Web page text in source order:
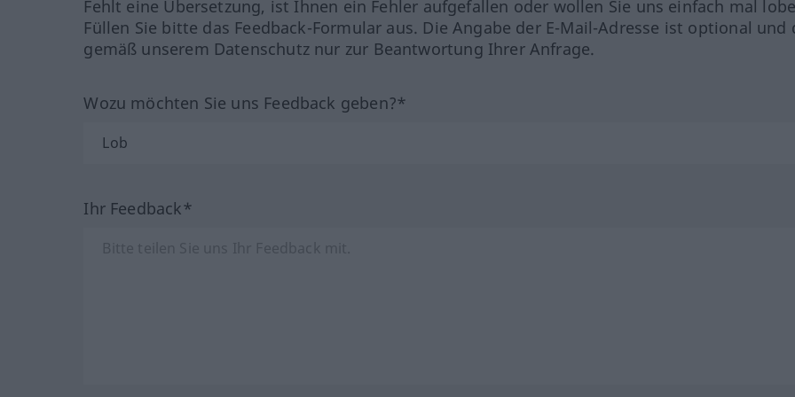
Fehlt eine Übersetzung, ist Ihnen ein Fehler aufgefallen oder wollen Sie uns einfach mal
Füllen Sie bitte das Feedback-Formular aus. Die Angabe der E-Mail-Adresse ist optional und
gemäß unserem Datenschutz nur zur Beantwortung Ihrer Anfrage.
Wozu möchten Sie uns Feedback geben?*
Ihr Feedback*